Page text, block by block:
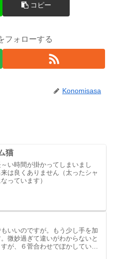
コピー
フォローする
Konomisasa
猫
い時間が掛かってしまいまし
は良くありません（太ったシャ
っています）
いいのですが。もう少し手を加
。微妙過ぎて違いがわからないと
が、６菅合わせでぼかしていき